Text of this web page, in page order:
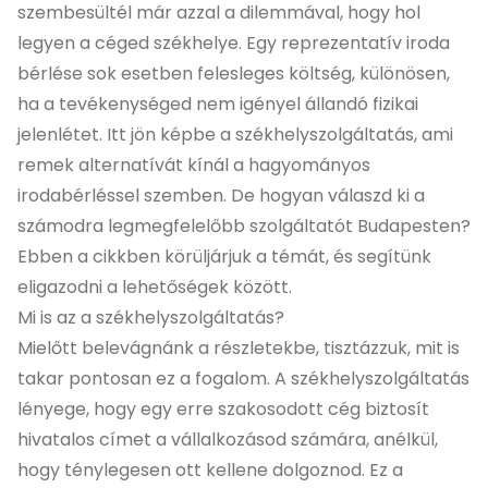
szembesültél már azzal a dilemmával, hogy hol
legyen a céged székhelye. Egy reprezentatív iroda
bérlése sok esetben felesleges költség, különösen,
ha a tevékenységed nem igényel állandó fizikai
jelenlétet. Itt jön képbe a székhelyszolgáltatás, ami
remek alternatívát kínál a hagyományos
irodabérléssel szemben. De hogyan válaszd ki a
számodra legmegfelelőbb szolgáltatót Budapesten?
Ebben a cikkben körüljárjuk a témát, és segítünk
eligazodni a lehetőségek között.
Mi is az a székhelyszolgáltatás?
Mielőtt belevágnánk a részletekbe, tisztázzuk, mit is
takar pontosan ez a fogalom. A székhelyszolgáltatás
lényege, hogy egy erre szakosodott cég biztosít
hivatalos címet a vállalkozásod számára, anélkül,
hogy ténylegesen ott kellene dolgoznod. Ez a